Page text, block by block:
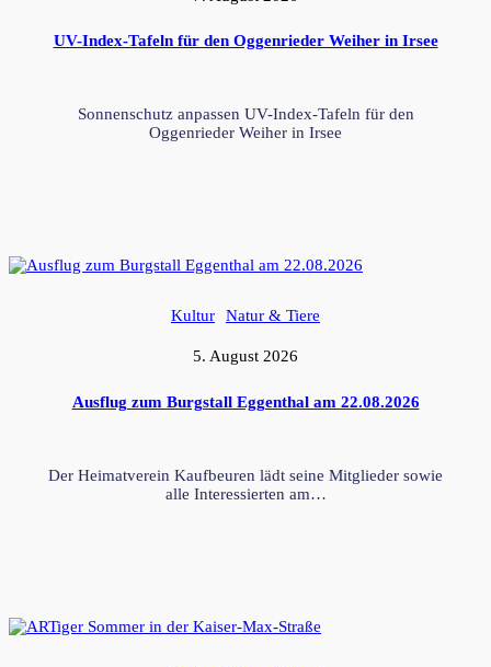
UV-Index-Tafeln für den Oggenrieder Weiher in Irsee
Sonnenschutz anpassen UV-Index-Tafeln für den
Oggenrieder Weiher in Irsee
Kultur Natur & Tiere
5. August 2026
Ausflug zum Burgstall Eggenthal am 22.08.2026
Der Heimatverein Kaufbeuren lädt seine Mitglieder sowie
alle Interessierten am…